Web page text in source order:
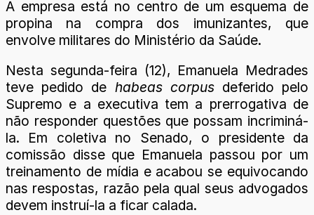
A empresa está no centro de um esquema de
propina na compra dos imunizantes, que
envolve militares do Ministério da Saúde.
Nesta segunda-feira (12), Emanuela Medrades
teve pedido de habeas corpus deferido pelo
Supremo e a executiva tem a prerrogativa de
não responder questões que possam incriminá-
la. Em coletiva no Senado, o presidente da
comissão disse que Emanuela passou por um
treinamento de mídia e acabou se equivocando
nas respostas, razão pela qual seus advogados
devem instruí-la a ficar calada.